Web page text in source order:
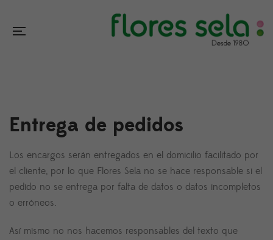
Entrega de pedidos
Los encargos serán entregados en el domicilio facilitado por
el cliente, por lo que Flores Sela no se hace responsable si el
pedido no se entrega por falta de datos o datos incompletos
o erróneos.
Así mismo no nos hacemos responsables del texto que